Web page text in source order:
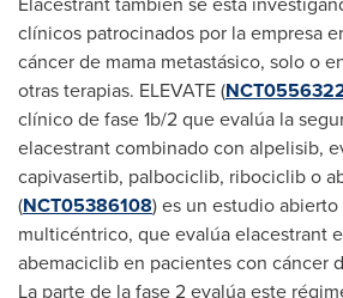
clínicos patrocinados por la empresa
cáncer de mama metastásico, solo o
otras terapias. ELEVATE (
clínico de fase1b/2 que evalúa la
elacestrant combinado con alpelisib,
capivasertib, palbociclib, ribociclib o
(NCT05386108) es un estudio
multicéntrico, que evalúa elacestrant
abemaciclib en pacientes con cáncer
La parte de la fase 2 evalúa este